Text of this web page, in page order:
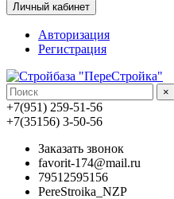
Личный кабинет
Авторизация
Регистрация
×
+7(951) 259-51-56
+7(35156) 3-50-56
Заказать звонок
favorit-174@mail.ru
79512595156
PereStroika_NZP